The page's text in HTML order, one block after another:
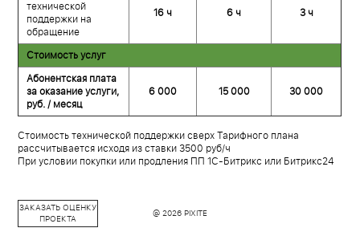
технической
поддержки на
обращение
16 ч 6 ч 3 ч
Стоимость услуг
Абонентская плата
за оказание услуги,
руб. / месяц
6 000 15 000 30 000
Стоимость технической поддержки сверх Тарифного плана
рассчитывается исходя из ставки 3500 руб/ч
При условии покупки или продления ПП 1С-Битрикс или Битрикс24
ЗАКАЗАТЬ ОЦЕНКУ
ПРОЕКТА
@ 2026 PIXITE